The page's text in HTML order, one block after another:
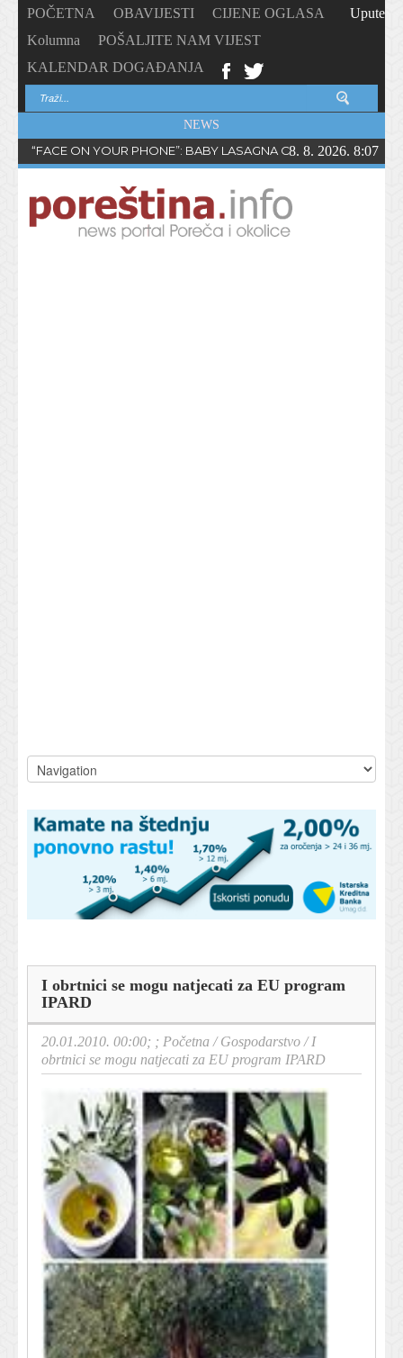
POČETNA OBAVIJESTI
CIJENE OGLASA
Kolumna
POŠALJITE NAM VIJEST
KALENDAR DOGAĐANJA
Upute
NEWS
“FACE ON YOUR PHONE”: BABY LASAGNA OBJAVIO NOVI
8. 8. 2026. 8:07
I obrtnici se mogu natjecati za EU program
IPARD
20.01.2010. 00:00; ; Početna /Gospodarstvo /I
obrtnici se mogu natjecati za EU program IPARD